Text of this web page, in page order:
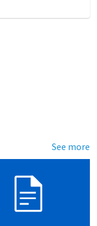
See more